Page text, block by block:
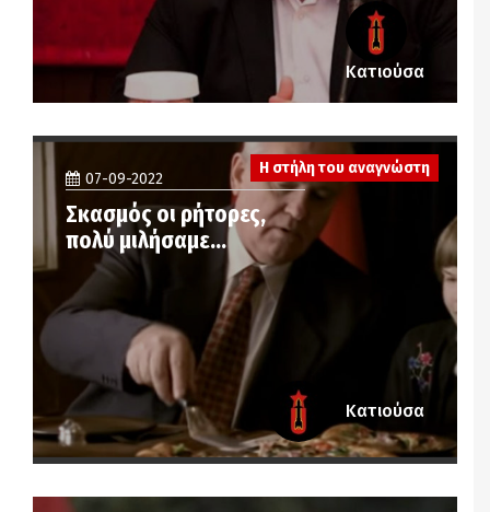
Κατιούσα
07-09-2022
Σκασμός οι ρήτορες,
πολύ μιλήσαμε…
Η στήλη του αναγνώστη
Κατιούσα